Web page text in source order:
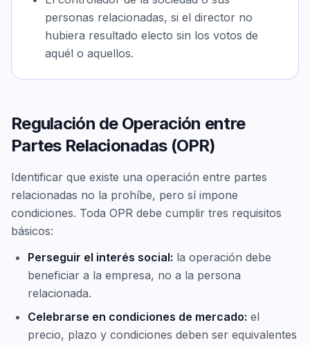
personas relacionadas, si el director no
hubiera resultado electo sin los votos de
aquél o aquellos.
Regulación de Operación entre
Partes Relacionadas (OPR)
Identificar que existe una operación entre partes
relacionadas no la prohíbe, pero sí impone
condiciones. Toda OPR debe cumplir tres requisitos
básicos:
Perseguir el interés social: la operación debe
beneficiar a la empresa, no a la persona
relacionada.
Celebrarse en condiciones de mercado: el
precio, plazo y condiciones deben ser equivalentes